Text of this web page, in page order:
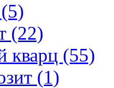
(22)
кварц (55)
(1)